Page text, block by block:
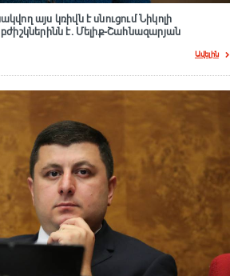
այս կռիվն է սնուցում Նիկոլի
է. Մելիք-Շահնազարյան
Ավելին